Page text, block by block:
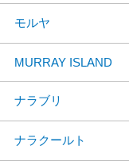
モルヤ
MURRAY ISLAND
ナラブリ
ナラクールト